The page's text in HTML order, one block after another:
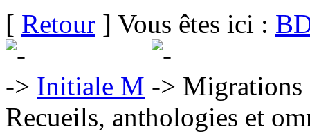
[ Retour ] Vous êtes ici :
Initiale M
Migrations
Recueils, anthologies et